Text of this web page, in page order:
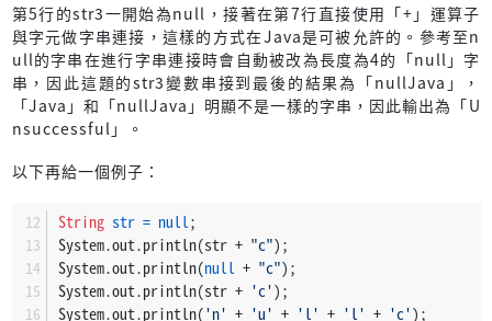
第5行的str3一開始為null，接著在第7行直接使用「+」運算子
與字元做字串連接，這樣的方式在Java是可被允許的。參考至n
ull的字串在進行字串連接時會自動被改為長度為4的「null」字
串，因此這題的str3變數串接到最後的結果為「nullJava」，
「Java」和「nullJava」明顯不是一樣的字串，因此輸出為「U
nsuccessful」。
以下再給一個例子：
String str = null;
System.out.println(str + "c");
System.out.println(null + "c");
System.out.println(str + 'c');
System.out.println('n' + 'u' + 'l' + 'l' + 'c');